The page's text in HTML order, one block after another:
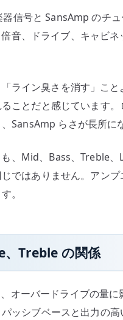
信号と SansAmp のチ
音、ドライブ、キャビ
ライン臭さを消す」こ
ことだと感じています
SansAmp らさが長所に
、Mid、Bass、Treble
ではありません。アン
。
Treble の関係
オーバードライブの量
ッシブベースと出力の